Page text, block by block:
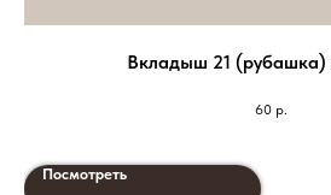
Вкладыш 21 (рубашка)
60 р.
Посмотреть